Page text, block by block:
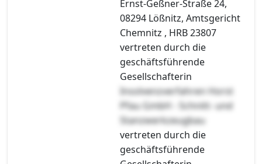
Ernst-Geßner-Straße 24,
08294 Lößnitz, Amtsgericht
Chemnitz , HRB 23807
vertreten durch die
geschäftsführende
Gesellschafterin
Insolvenzverfahren Horst
Pfau GmbH - Schnitt- und
Stanzwerkzeugbau
vertreten durch die
geschäftsführende